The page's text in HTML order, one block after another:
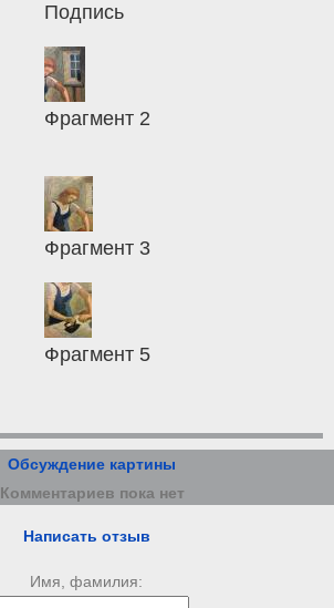
Подпись
Фрагмент 2
Фрагмент 3
Фрагмент 5
Обсуждение картины
Комментариев пока нет
Написать отзыв
Имя, фамилия: